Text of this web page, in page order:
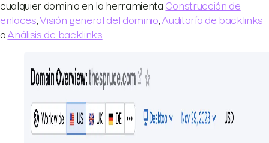
cualquier dominio en la herramienta Construcción de
enlaces ,Visión general del dominio Auditoría de backlinks
o Análisis de backlinks